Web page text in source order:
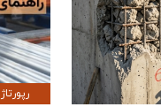
رپورتاژ